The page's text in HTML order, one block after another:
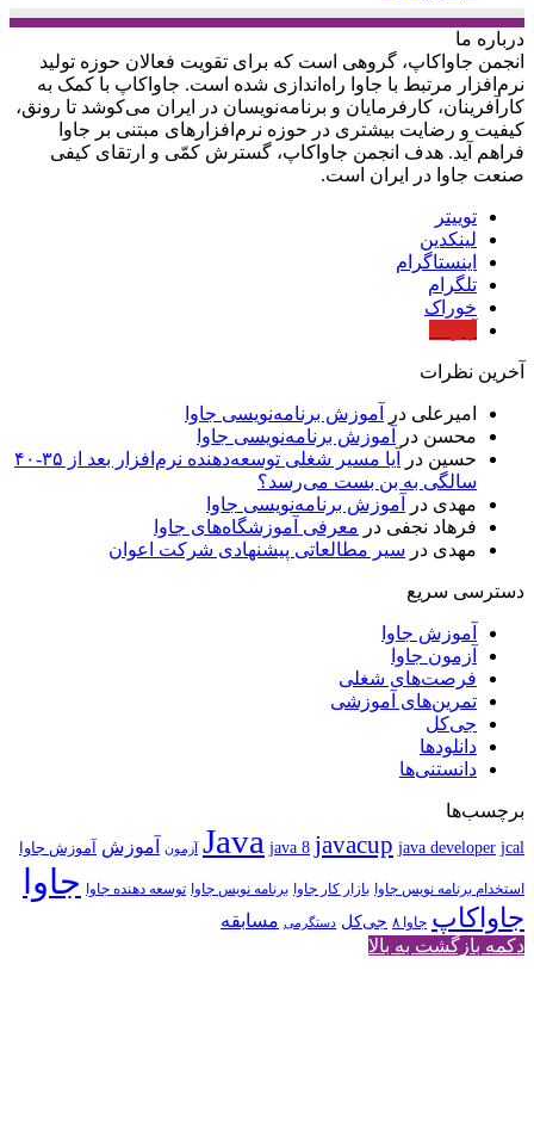
درباره‌ ما
انجمن جاواکاپ، گروهی است که برای تقویت فعالان حوزه‌ تولید
نرم‌افزار مرتبط با جاوا راه‌اندازی شده است. جاواکاپ با کمک به
کارآفرینان، کارفرمایان و برنامه‌نویسان در ایران می‌کوشد تا رونق،
کیفیت و رضایت بیشتری در حوزه‌ نرم‌افزارهای مبتنی بر جاوا
فراهم آید. هدف انجمن جاواکاپ، گسترش کمّی و ارتقای کیفی
صنعت جاوا در ایران است.
توییتر
لینکدین
اینستاگرام
تلگرام
خوراک
آخرین نظرات
امیرعلی در
آموزش برنامه‌نویسی جاوا
محسن در
آموزش برنامه‌نویسی جاوا
حسین در
آیا مسیر شغلی توسعه‌دهنده نرم‌افزار بعد از ۳۵-۴۰
سالگی به بن بست می‌رسد؟
مهدی در
آموزش برنامه‌نویسی جاوا
فرهاد نجفی در معرفی آموزشگاه‌های جاوا
مهدی در سیر مطالعاتی پیشنهادی شرکت اعوان
دسترسی سریع
آموزش جاوا
آزمون جاوا
فرصت‌های شغلی
تمرین‌های آموزشی
جی‌کل
دانلودها
دانستنی‌ها
برچسب‌ها
Java java 8 javacup java developer jcal آزمون آموزش آموزش جاوا
استخدام برنامه نویس جاوا بازار کار جاوا برنامه نویس جاوا توسعه دهنده جاوا جاوا
جاواکاپ جاوا ۸ جی‌کل دستگرمی مسابقه
دکمه بازگشت به بالا